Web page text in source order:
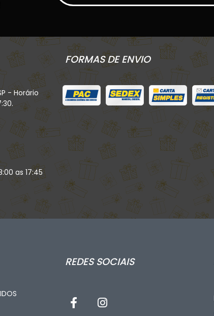
- Horário
as 17:45
FORMAS DE ENVIO
REDES SOCIAIS